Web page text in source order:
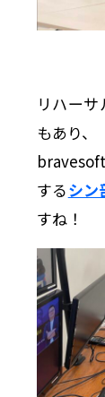
リハー
もあり、
するシン
すね！